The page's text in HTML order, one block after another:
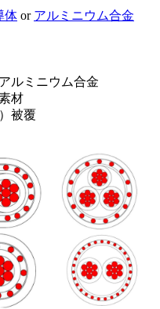
体 or アルミニウム合金
ルミニウム合金
材
被覆